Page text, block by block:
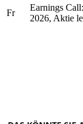
Fr
Earnings
2026, Aktie